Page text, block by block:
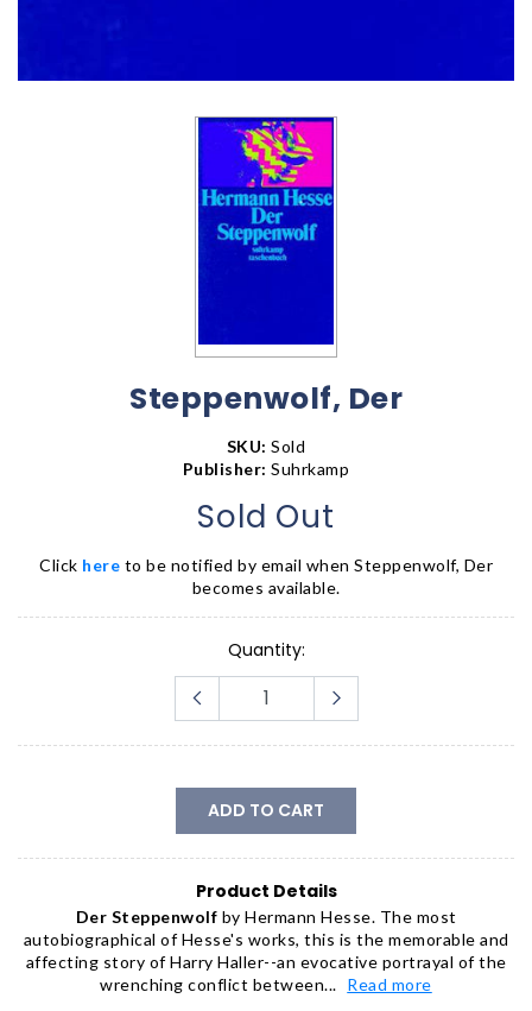
Steppenwolf, Der
SKU: Sold
Publisher: Suhrkamp
Sold Out
Click here to be notified by email when Steppenwolf, Der
becomes available.
Quantity:
ADD TO CART
Product Details
Der Steppenwolf by Hermann Hesse. The most
autobiographical of Hesse's works, this is the memorable and
affecting story of Harry Haller--an evocative portrayal of the
wrenching conflict between... Read more